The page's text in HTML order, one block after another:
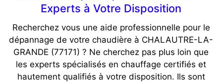
Experts à Votre Disposition
Recherchez vous une aide professionnelle pour le
dépannage de votre chaudière à CHALAUTRE-LA-
GRANDE (77171) ? Ne cherchez pas plus loin que
les experts spécialisés en chauffage certifiés et
hautement qualifiés à votre disposition. Ils sont